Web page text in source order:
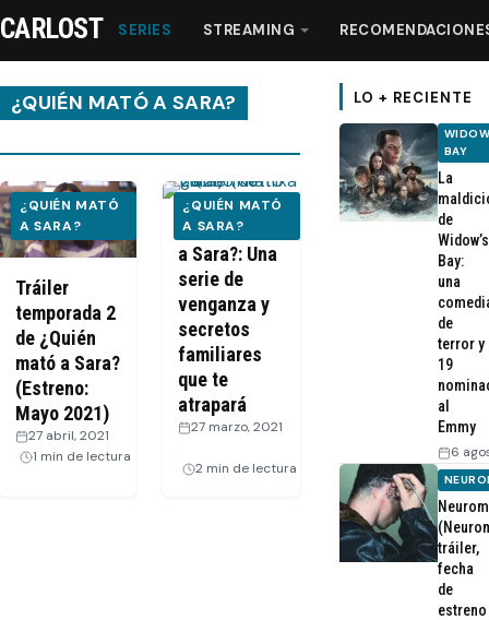
Streaming
Recomendaciones
Videos
Webisodios
CARLOST SERIES STREAMING
¿QUIÉN MATÓ A SARA?
¿QUIÉN MATÓ
A SARA?
Tráiler
temporada 2
de ¿Quién
mató a Sara?
(Estreno:
Mayo 2021)
27 abril, 2021
1 min de lectura
¿QUIÉN MATÓ
A SARA?
¿Quién mató
a Sara?: Una
serie de
venganza y
secretos
familiares
que te
atrapará
27 marzo, 2021
2 min de lectura
LO + RECIENTE
BAY
La
de
Widow’s
Bay:
una
de
terror y
19
al
Emmy
6
tráiler,
fecha
de
estreno